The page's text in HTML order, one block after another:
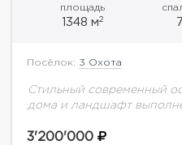
площадь
1348 м2 7
Посёлок: 3 Охота
Стильный современный
дома и ландшафт
архитектора, северный и
3'200'000